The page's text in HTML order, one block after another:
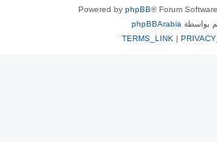
Powered by phpBB® Forum
بواسطة phpBBArabia
|
TERMS_LINK